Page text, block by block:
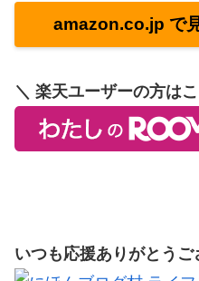
amazon.co.jp で
＼ 楽天ユーザーの方は
いつも応援ありがとうご